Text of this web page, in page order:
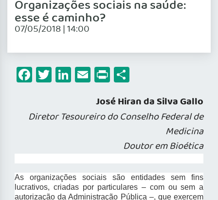
Organizações sociais na saúde:
esse é caminho?
07/05/2018 | 14:00
Facebook
Twitter
LinkedIn
Email
Print
José Hiran da Silva Gallo
Diretor Tesoureiro do Conselho Federal de
Medicina
Doutor em Bioética
As organizações sociais são entidades sem fins
lucrativos, criadas por particulares – com ou sem a
autorização da Administração Pública –, que exercem